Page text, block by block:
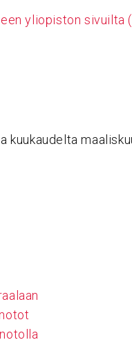
yliopiston sivuilta
kuukaudelta